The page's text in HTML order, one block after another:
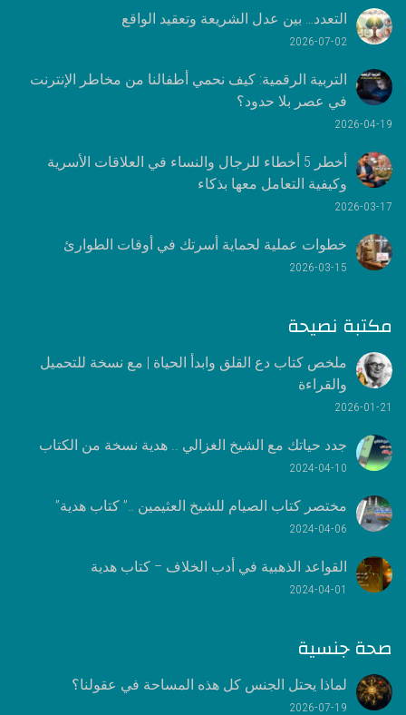
التعدد… بين عدل الشريعة وتعقيد الواقع
2026-07-02
التربية الرقمية: كيف نحمي أطفالنا من مخاطر الإنترنت
في عصر بلا حدود؟
2026-04-19
أخطر 5 أخطاء للرجال والنساء في العلاقات الأسرية
وكيفية التعامل معها بذكاء
2026-03-17
خطوات عملية لحماية أسرتك في أوقات الطوارئ
2026-03-15
مكتبة نصيحة
ملخص كتاب دع القلق وابدأ الحياة | مع نسخة للتحميل
والقراءة
2026-01-21
جدد حياتك مع الشيخ الغزالي .. هدية نسخة من الكتاب
2024-04-10
مختصر كتاب الصيام للشيخ العثيمين ..” كتاب هدية”
2024-04-06
القواعد الذهبية في أدب الخلاف – كتاب هدية
2024-04-01
صحة جنسية
لماذا يحتل الجنس كل هذه المساحة في عقولنا؟
2026-07-19